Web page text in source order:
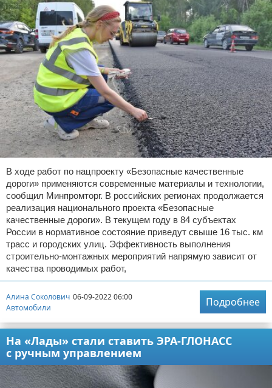
В ходе работ по нацпроекту «Безопасные качественные
дороги» применяются современные материалы и технологии,
сообщил Минпромторг. В российских регионах продолжается
реализация национального проекта «Безопасные
качественные дороги». В текущем году в 84 субъектах
России в нормативное состояние приведут свыше 16 тыс. км
трасс и городских улиц. Эффективность выполнения
строительно-монтажных мероприятий напрямую зависит от
качества проводимых работ,
Алина Соколович 06-09-2022 06:00
Автомобили
Подробнее
На «Лады» стали ставить ЭРА-ГЛОНАСС
с ручным управлением